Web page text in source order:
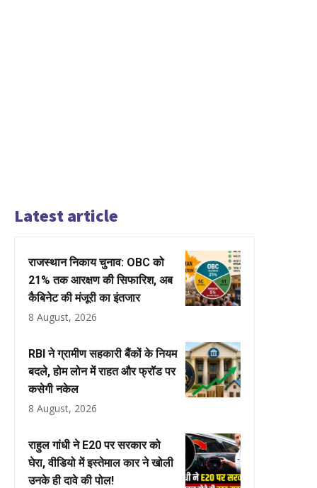
Latest article
राजस्थान निकाय चुनाव: OBC को
21% तक आरक्षण की सिफारिश, अब
कैबिनेट की मंजूरी का इंतजार
8 August, 2026
RBI ने ग्रामीण सहकारी बैंकों के नियम
बदले, होम लोन में राहत और फ्रॉड पर
कसेगी नकेल
8 August, 2026
राहुल गांधी ने E20 पर सरकार को
घेरा, वीडियो में इस्तेमाल कार ने खोली
उनके ही दावे की पोल!